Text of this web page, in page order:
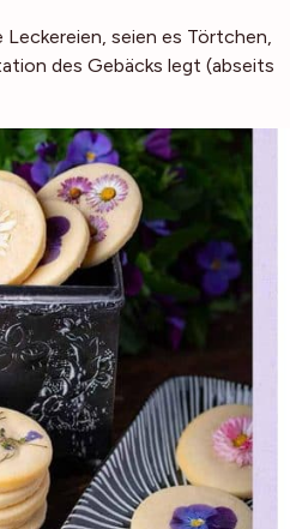
seien es Törtchen,
des Gebäcks legt (abseits